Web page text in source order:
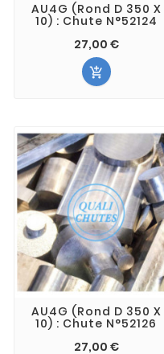
AU4G (Rond D 350 X
10) : Chute N°52124
27,00 €

AU4G (Rond D 350 X
10) : Chute N°52126
27,00 €